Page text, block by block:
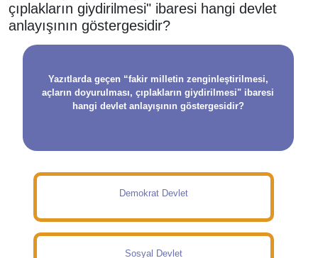
çıplakların giydirilmesi" ibaresi hangi devlet
anlayışının göstergesidir?
Yazıtlarda geçen “fakir milletin zenginleştirilmesi,
açların doyurulması, çıplakların giydirilmesi" ibaresi
hangi devlet anlayışının göstergesidir?
Demokrat Devlet
Sosyal Devlet